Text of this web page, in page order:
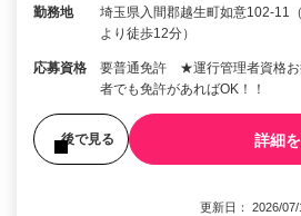
勤務地
埼玉県入間郡越生町如意102-11
より徒歩12分）
応募資格
要普通免許 ★運行管理者資格
者でも免許があればOK！！
後で見る 詳細
更新日： 2026/